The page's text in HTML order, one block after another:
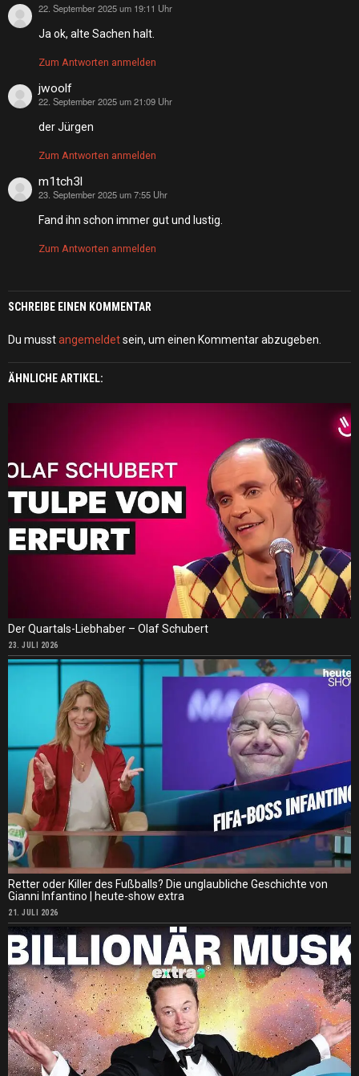
sagt:
22. September 2025 um 19:11 Uhr
Ja ok, alte Sachen halt.
Zum Antworten anmelden
jwoolf
sagt:
22. September 2025 um 21:09 Uhr
der Jürgen
Zum Antworten anmelden
m1tch3l
sagt:
23. September 2025 um 7:55 Uhr
Fand ihn schon immer gut und lustig.
Zum Antworten anmelden
SCHREIBE EINEN KOMMENTAR
Du musstangemeldetsein, um einen Kommentar abzugeben.
ÄHNLICHE ARTIKEL:
Der Quartals-Liebhaber – Olaf Schubert
23. JULI 2026
Retter oder Killer des Fußballs? Die unglaubliche Geschichte von
Gianni Infantino | heute-show extra
21. JULI 2026